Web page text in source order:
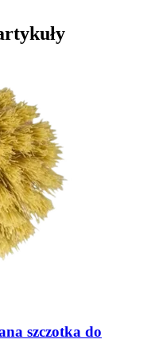
szczotka do